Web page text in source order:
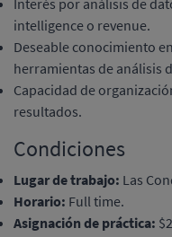
Interés por análisis de
intelligence o revenue.
Deseable conocimiento
herramientas de análisis
Capacidad de
resultados.
Condiciones
Lugar de trabajo: Las
Horario: Full time.
Asignación de práctica: